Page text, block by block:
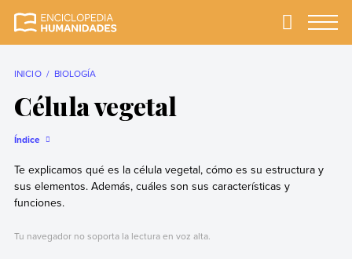
completa y más
Primary
INICIO BIOLOGÍA
Célula vegetal
Índice
Te explicamos qué es la célula vegetal, cómo es su estructura y
sus elementos. Además, cuáles son sus características y
funciones.
Tu navegador no soporta la lectura en voz alta.